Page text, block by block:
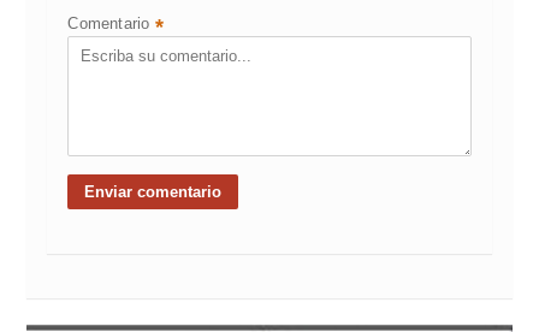
Comentario *